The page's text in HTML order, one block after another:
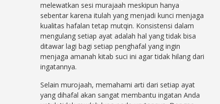
melewatkan sesi murajaah meskipun hanya
sebentar karena itulah yang menjadi kunci menjaga
kualitas hafalan tetap mutqin. Konsistensi dalam
mengulang setiap ayat adalah hal yang tidak bisa
ditawar lagi bagi setiap penghafal yang ingin
menjaga amanah kitab suci ini agar tidak hilang dari
ingatannya.
Selain murojaah, memahami arti dari setiap ayat
yang dihafal akan sangat membantu ingatan Anda